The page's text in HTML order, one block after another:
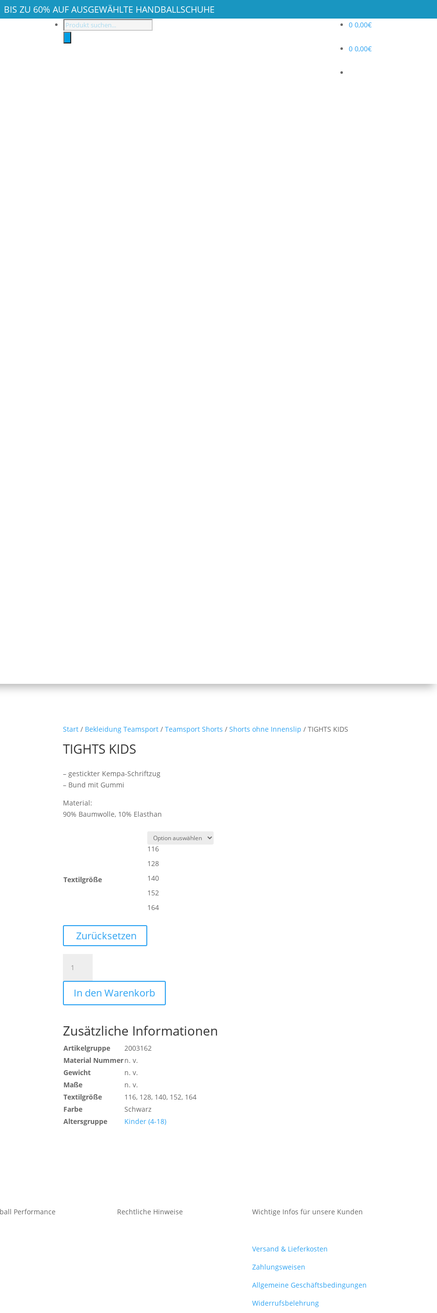
BIS ZU 60% AUF AUSGEWÄHLTE HANDBALLSCHUHE
Products
0 0,00€
0 0,00€
Start / Bekleidung Teamsport /Teamsport Shorts /Shorts ohne Innenslip / TIGHTS KIDS
TIGHTS KIDS
– gestickter Kempa-Schriftzug
– Bund mit Gummi
Material:
90% Baumwolle, 10% Elasthan
Textilgröße
116
128
140
152
164
Zurücksetzen
KIDS
Menge
In den Warenkorb
Zusätzliche Informationen
Artikelgruppe
2003162
Material Nummern. v.
Gewicht
n. v.
Maße
n. v.
Textilgröße
116, 128, 140, 152, 164
Farbe
Schwarz
Altersgruppe
Kinder (4-18)
Performance Rechtliche Hinweise Wichtige Infos für unsere Kunden
Versand & Lieferkosten
Zahlungsweisen
Allgemeine Geschäftsbedingungen
Widerrufsbelehrung